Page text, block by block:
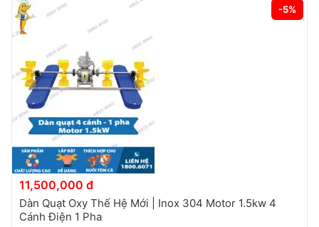
-5%
11,500,000 đ
Dàn Quạt Oxy Thế Hệ Mới | Inox 304 Motor 1.5kw 4
Cánh Điện 1 Pha